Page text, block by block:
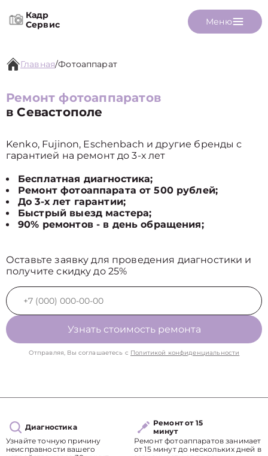
Кадр
Сервис
Меню
Главная/Фотоаппарат
Ремонт фотоаппаратов
в Севастополе
Kenko, Fujinon, Eschenbach и другие бренды с
гарантией на ремонт до 3-х лет
Бесплатная диагностика;
Ремонт фотоаппарата от 500 рублей;
До 3-х лет гарантии;
Быстрый выезд мастера;
90% ремонтов - в день обращения;
Оставьте заявку для проведения диагностики и
получите скидку до 25%
Узнать стоимость ремонта
Отправляя, Вы соглашаетесь с Политикой конфиденциальности
Диагностика
Узнайте точную причину
неисправности вашего
Ремонт от 15
минут
Ремонт фотоаппаратов занимает
от 15 минут до нескольких дней в